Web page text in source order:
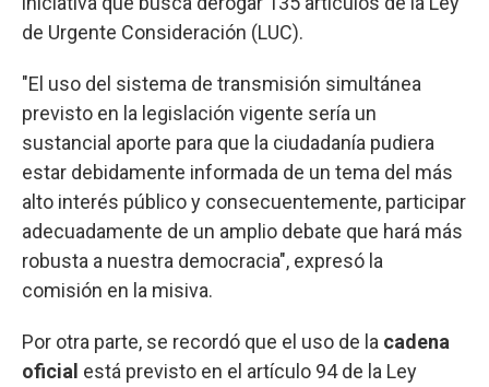
de Urgente Consideración (LUC).
"El uso del sistema de transmisión simultánea
previsto en la legislación vigente sería un
sustancial aporte para que la ciudadanía pudiera
estar debidamente informada de un tema del más
alto interés público y consecuentemente, participar
adecuadamente de un amplio debate que hará más
robusta a nuestra democracia", expresó la
comisión en la misiva.
Por otra parte, se recordó que el uso de la cadena
oficial está previsto en el artículo 94 de la Ley